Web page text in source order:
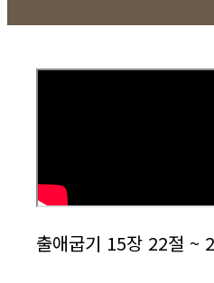
출애굽기 15장 22절 ~